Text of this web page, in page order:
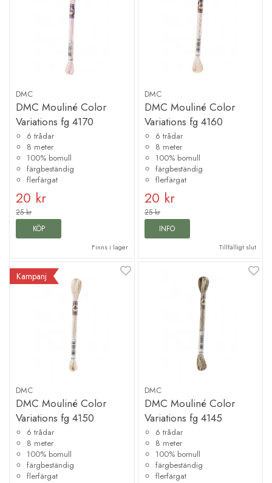
DMC
DMC Mouliné Color
Variations fg 4170
6 trådar
8 meter
100% bomull
färgbeständig
flerfärgat
20 kr
25 kr
KÖP
Finns i lager
DMC
DMC Mouliné Color
Variations fg 4160
6 trådar
8 meter
100% bomull
färgbeständig
flerfärgat
20 kr
25 kr
INFO
Tillfälligt slut
Kampanj
DMC
DMC Mouliné Color
Variations fg 4150
6 trådar
8 meter
100% bomull
färgbeständig
flerfärgat
DMC
DMC Mouliné Color
Variations fg 4145
6 trådar
8 meter
100% bomull
färgbeständig
flerfärgat